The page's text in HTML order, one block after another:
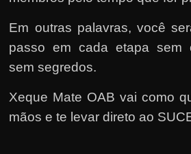
Em outras palavras, você
passo em cada etapa sem
sem segredos.
Xeque Mate OAB vai como
mãos e te levar direto ao